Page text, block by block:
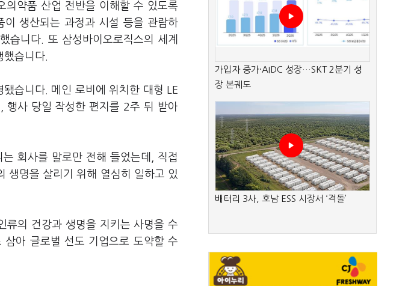
의약품 산업 전반을 이해할 수 있도록
이 생산되는 과정과 시설 등을 관람하
습니다. 또 삼성바이오로직스의 세계
습니다.
습니다. 메인 로비에 위치한 대형 LE
행사 당일 작성한 편지를 2주 뒤 받아
회사를 말로만 전해 들었는데, 직접
생명을 살리기 위해 열심히 일하고 있
류의 건강과 생명을 지키는 사명을 수
아 글로벌 선도 기업으로 도약할 수
가입자 증가·AIDC 성장…SKT 2분기 성
장 본궤도
배터리 3사, 호남 ESS 시장서 ‘격돌’